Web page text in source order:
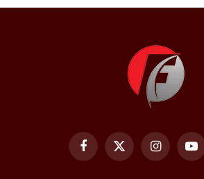
Facebook
X
(Twitter)
Instagram